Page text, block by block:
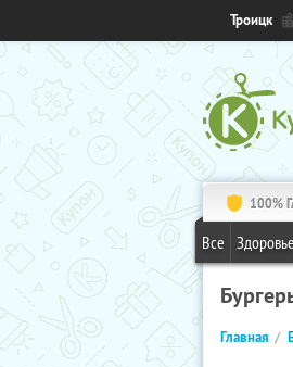
Троицк
100%
Все Здоровье
Главная